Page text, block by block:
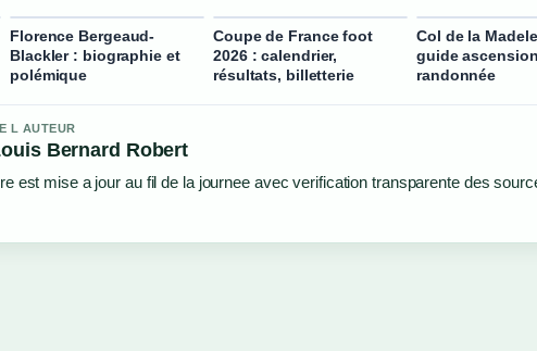
Florence Bergeaud-
Blackler : biographie et
polémique
Coupe de France foot
2026 : calendrier,
résultats, billetterie
Col de la
guide
randonnée
L AUTEUR
Bernard Robert
est mise a jour au fil de la journee avec verification transparente des